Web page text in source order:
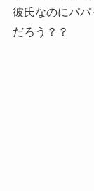
彼氏なのにパ
だろう？？